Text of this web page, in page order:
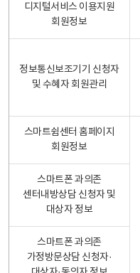
디지털서비스 이용지원
회원정보
정보통신보조기기 신청자
및 수혜자 회원관리
스마트쉼센터 홈페이지
회원정보
스마트폰 과의존
센터내방상담 신청자 및
대상자 정보
스마트폰 과의존
가정방문상담 신청자·